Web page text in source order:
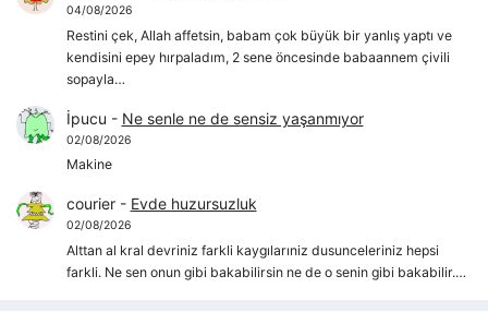
04/08/2026
Restini çek, Allah affetsin, babam çok büyük bir yanlış yaptı ve
kendisini epey hırpaladım, 2 sene öncesinde babaannem çivili
sopayla…
İpucu - Ne senle ne de sensiz yaşanmıyor
02/08/2026
Makine
courier- Evde huzursuzluk
02/08/2026
Alttan al kral devriniz farkli kaygılarıniz dusunceleriniz hepsi
farkli. Ne sen onun gibi bakabilirsin ne de o senin gibi bakabilir.…